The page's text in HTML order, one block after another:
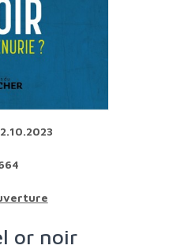
or noir